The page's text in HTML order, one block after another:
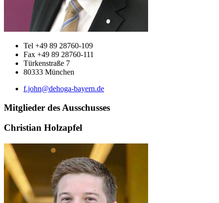
Tel +49 89 28760-109
Fax +49 89 28760-111
Türkenstraße 7
80333 München
f.john@dehoga-bayern.de
Mitglieder des Ausschusses
Christian Holzapfel